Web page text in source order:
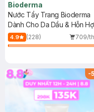
Bioderma
Nước Tẩy Trang Bioderma
Dành Cho Da Dầu & Hỗn
500ml
4.9 (228)
709/
-